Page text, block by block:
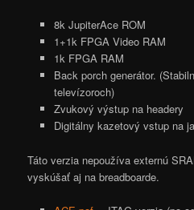
8k JupiterAce ROM
1+1k FPGA Video RAM
1k FPGA RAM
Back porch generátor.
televízoroch)
Zvukový výstup na headery
Digitálny kazetový vstup na
Táto verzia nepoužíva externú
vyskúšať aj na breadboarde.